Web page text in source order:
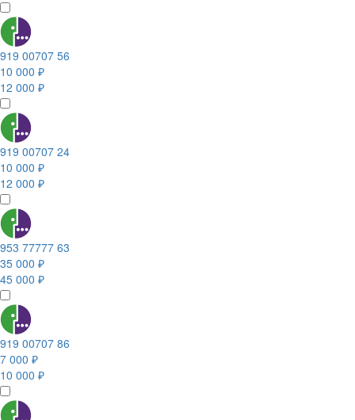
919 00707 56
10 000 ₽
12 000 ₽
919 00707 24
10 000 ₽
12 000 ₽
953 77777 63
35 000 ₽
45 000 ₽
919 00707 86
7 000 ₽
10 000 ₽